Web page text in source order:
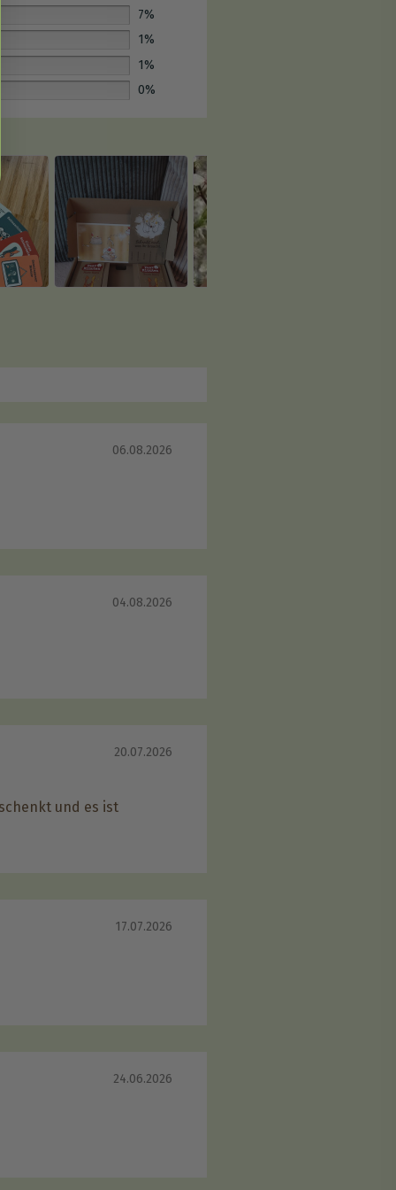
7%
1%
1%
0%
06.08.2026
04.08.2026
20.07.2026
und es ist
17.07.2026
24.06.2026